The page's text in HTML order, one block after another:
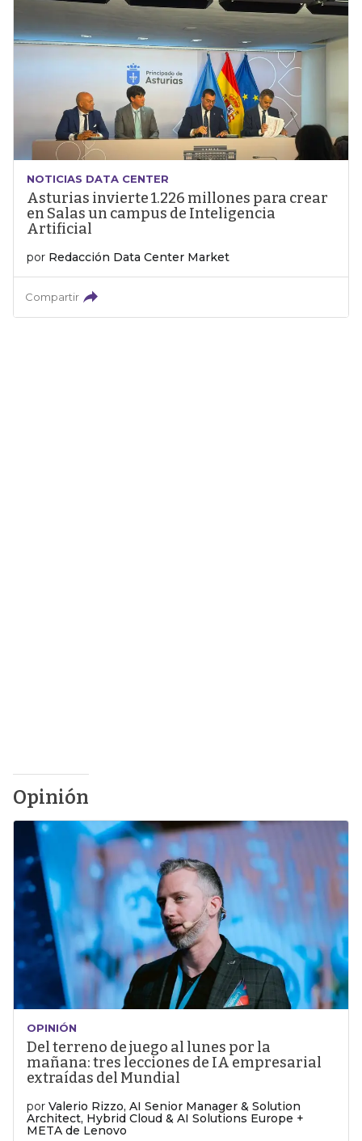
NOTICIAS DATA CENTER
Asturias invierte 1.226 millones para crear
en Salas un campus de Inteligencia
Artificial
por Redacción Data Center Market
Compartir
Opinión
OPINIÓN
Del terreno de juego al lunes por la
mañana: tres lecciones de IA empresarial
extraídas del Mundial
por Valerio Rizzo, AI Senior Manager & Solution
Architect, Hybrid Cloud & AI Solutions Europe +
META de Lenovo